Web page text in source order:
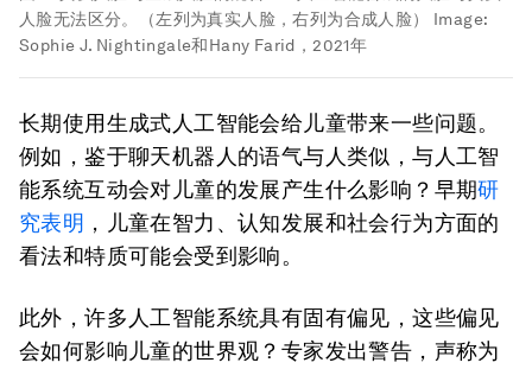
人脸无法区分。（左列为真实人脸，右列为合成人脸）
Image:
Sophie J. Nightingale和Hany Farid，2021年
长期使用生成式人工智能会给儿童带来一些问题。
例如，鉴于聊天机器人的语气与人类似，与人工智
能系统互动会对儿童的发展产生什么影响？早期研
究表明 ，儿童在智力、认知发展和社会行为方面的
看法和特质可能会受到影响。
此外，许多人工智能系统具有固有偏见，这些偏见
会如何影响儿童的世界观？专家发出警告，声称为